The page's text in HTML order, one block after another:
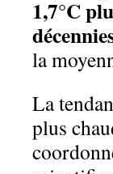
1,7°C
la
La
plus